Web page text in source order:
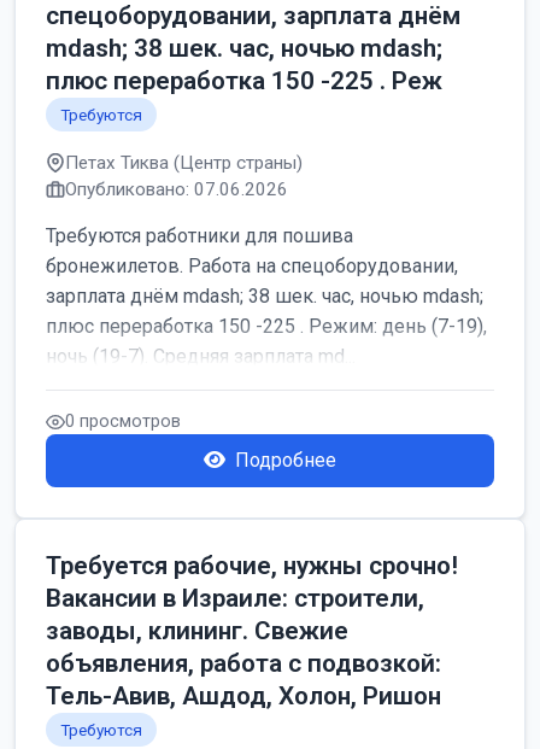
спецоборудовании, зарплата днём
mdash; 38 шек. час, ночью mdash;
плюс переработка 150 -225 . Реж
Требуются
Петах Тиква (Центр страны)
Опубликовано: 07.06.2026
Требуются работники для пошива
бронежилетов. Работа на спецоборудовании,
зарплата днём mdash; 38 шек. час, ночью mdash;
плюс переработка 150 -225 . Режим: день (7-19),
ночь (19-7). Средняя зарплата md...
0 просмотров
Подробнее
Требуется рабочие, нужны срочно!
Вакансии в Израиле: строители,
заводы, клининг. Свежие
объявления, работа с подвозкой:
Тель-Авив, Ашдод, Холон, Ришон
Требуются